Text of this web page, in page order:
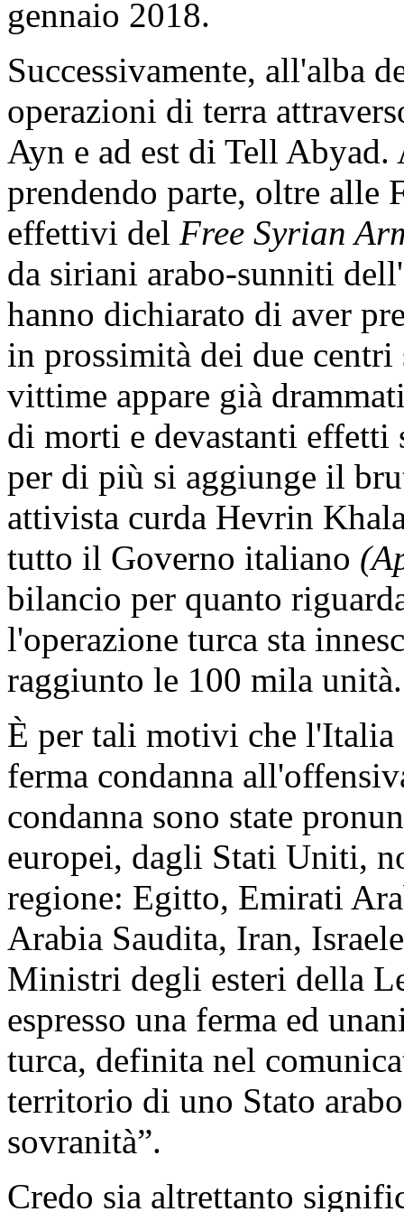
gennaio 2018.
Successivamente, all'alba
operazioni di terra
Ayn e ad est di Tell
prendendo parte, oltre alle
effettivi del Free Syrian
da siriani arabo-sunniti
hanno dichiarato di aver
in prossimità dei due
vittime appare già
di morti e devastanti effetti
per di più si aggiunge il
attivista curda Hevrin
tutto il Governo italiano
bilancio per quanto
l'operazione turca sta
raggiunto le 100 mila unità.
È per tali motivi che l'Italia
ferma condanna
condanna sono state
europei, dagli Stati Uniti,
regione: Egitto, Emirati
Arabia Saudita, Iran,
Ministri degli esteri della
espresso una ferma ed
turca, definita nel
territorio di uno Stato
sovranità”.
Credo sia altrettanto